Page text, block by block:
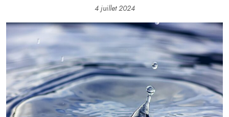
4 juillet 2024